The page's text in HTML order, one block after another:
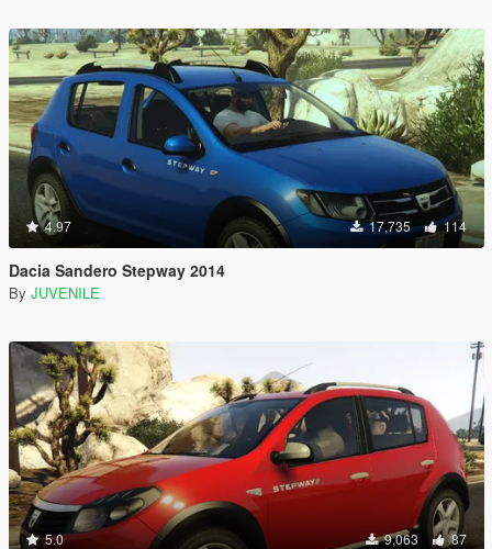
4.97 17,735 114
Dacia Sandero Stepway 2014
By JUVENILE
5.0 9,063 87